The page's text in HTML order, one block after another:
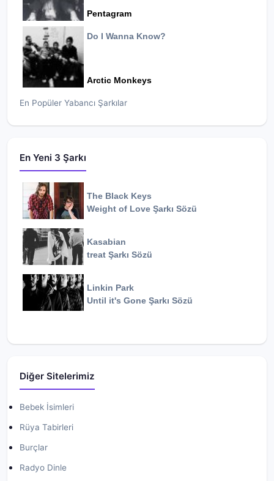
Pentagram
Do I Wanna Know?
Arctic Monkeys
En Popüler Yabancı Şarkılar
En Yeni 3 Şarkı
The Black Keys
Weight of Love Şarkı Sözü
Kasabian
treat Şarkı Sözü
Linkin Park
Until it's Gone Şarkı Sözü
Diğer Sitelerimiz
Bebek İsimleri
Rüya Tabirleri
Burçlar
Radyo Dinle